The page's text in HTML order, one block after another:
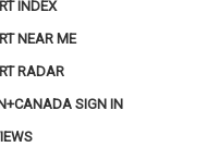
INDEX
NEAR ME
RADAR
SIGN IN